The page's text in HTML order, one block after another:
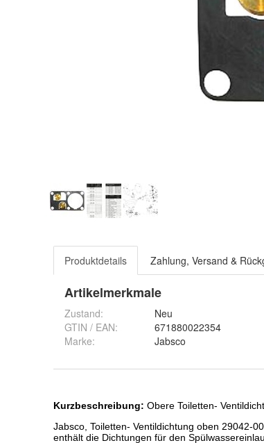
Produktdetails Zahlung, Versand &
Artikelmerkmale
Zustand:
Neu
GTIN / EAN:
671880022354
Marke:
Jabsco